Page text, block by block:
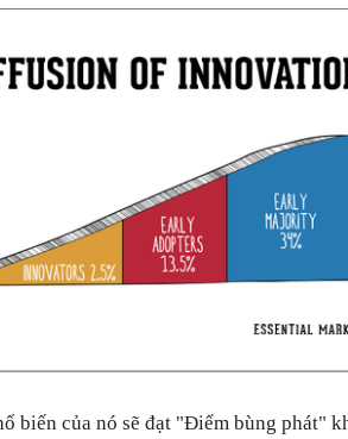
biến của nó sẽ đạt "Điểm bùng phát"